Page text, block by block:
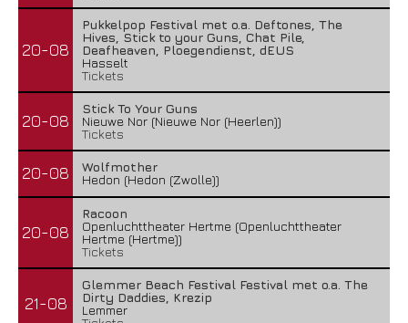
20-08
Pukkelpop Festival met o.a. Deftones, The
Hives, Stick to your Guns, Chat Pile,
Deafheaven, Ploegendienst, dEUS
Hasselt
Tickets
20-08
Stick To Your Guns
Nieuwe Nor (Nieuwe Nor (Heerlen))
Tickets
20-08
Wolfmother
Hedon (Hedon (Zwolle))
20-08
Racoon
Openluchttheater Hertme (Openluchttheater
Hertme (Hertme))
Tickets
21-08
Glemmer Beach Festival Festival met o.a. The
Dirty Daddies, Krezip
Lemmer